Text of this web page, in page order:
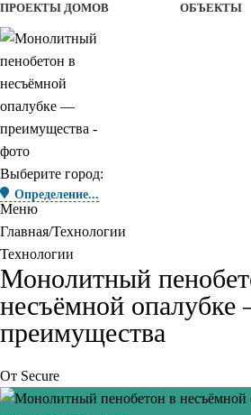
ПРОЕКТЫ ДОМОВ ОБЪЕКТЫ
Выберите город:
Определение...
Меню
Главная Технологии
Технологии
Монолитный
несъёмной
преимущества
От Secure